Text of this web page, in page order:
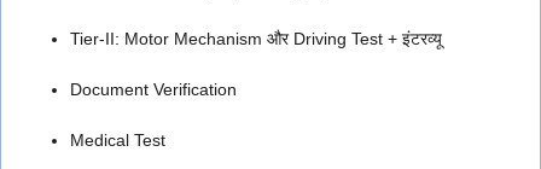
Tier-II: Motor Mechanism और Driving Test + इंटरव्यू
Document Verification
Medical Test